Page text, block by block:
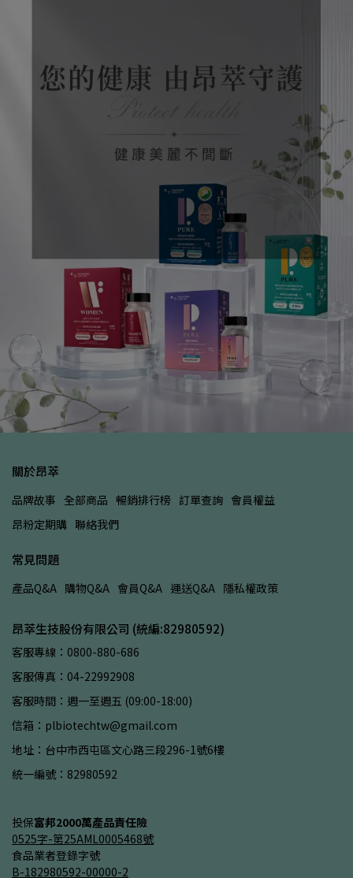
關於昂萃
品牌故事 全部商品 暢銷排行榜 訂單查詢 會員權益
昂粉定期購 聯絡我們
常見問題
產品Q&A 購物Q&A 會員Q&A 運送Q&A 隱私權政策
昂萃生技股份有限公司 (統編:82980592)
客服專線：0800-880-686
客服傳真：04-22992908
客服時間：週一至週五 (09:00-18:00)
信箱：plbiotechtw@gmail.com
地址：台中市西屯區文心路三段296-1號6樓
統一編號：82980592
投保富邦2000萬產品責任險
0525字-第25AML0005468號
食品業者登錄字號
B-182980592-00000-2